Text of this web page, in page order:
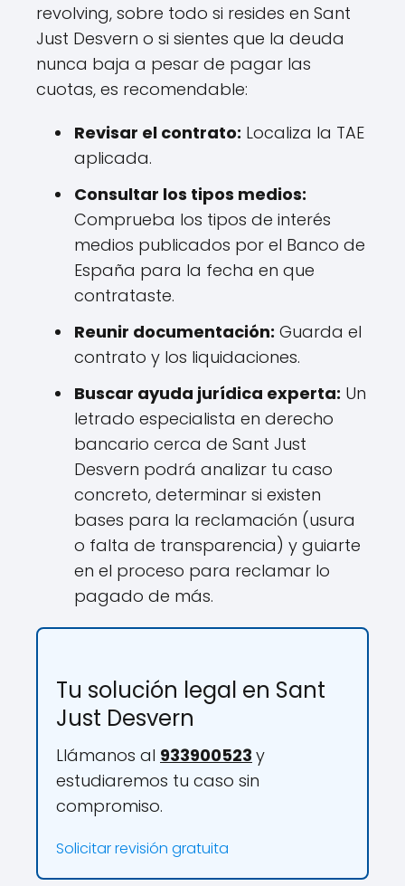
revolving, sobre todo si resides en Sant
Just Desvern o si sientes que la deuda
nunca baja a pesar de pagar las
cuotas, es recomendable:
Revisar el contrato: Localiza la TAE
aplicada.
Consultar los tipos medios:
Comprueba los tipos de interés
medios publicados por el Banco de
España para la fecha en que
contrataste.
Reunir documentación: Guarda el
contrato y los liquidaciones.
Buscar ayuda jurídica experta: Un
letrado especialista en derecho
bancario cerca de Sant Just
Desvern podrá analizar tu caso
concreto, determinar si existen
bases para la reclamación (usura
o falta de transparencia) y guiarte
en el proceso para reclamar lo
pagado de más.
Tu solución legal en Sant
Just Desvern
Llámanos al 933900523 y
estudiaremos tu caso sin
compromiso.
Solicitar revisión gratuita